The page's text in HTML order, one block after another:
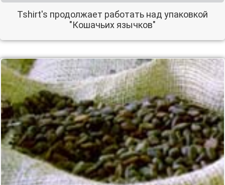
Tshirt's продолжает работать над упаковкой
"Кошачьих язычков"